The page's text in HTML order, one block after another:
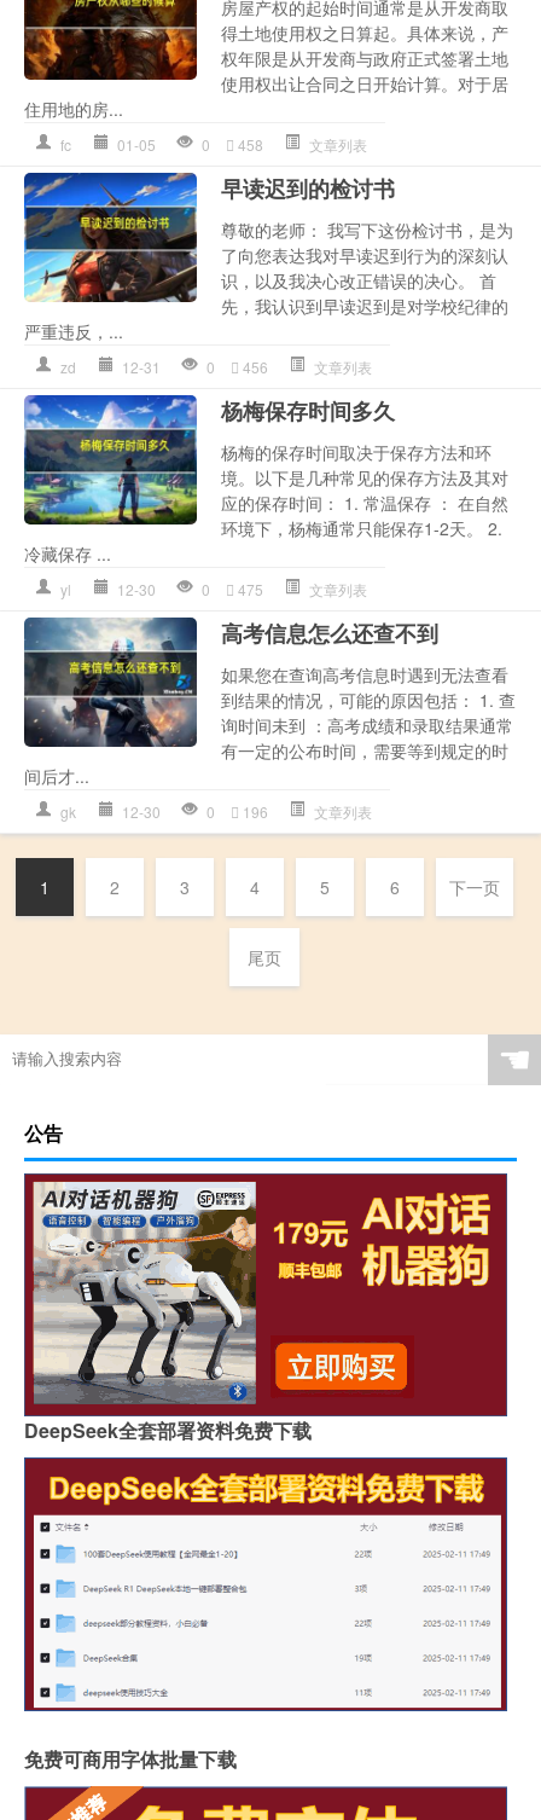
房屋产权的起始时间通常是从开发商取
得土地使用权之日算起。具体来说，产
权年限是从开发商与政府正式签署土地
使用权出让合同之日开始计算。对于居
住用地的房...
fc 01-05 0 458 文章列表
早读迟到的检讨书
尊敬的老师： 我写下这份检讨书，是为
了向您表达我对早读迟到行为的深刻认
识，以及我决心改正错误的决心。 首
先，我认识到早读迟到是对学校纪律的
严重违反，...
zd 12-31 0 456 文章列表
杨梅保存时间多久
杨梅的保存时间取决于保存方法和环
境。以下是几种常见的保存方法及其对
应的保存时间： 1. 常温保存 ： 在自然
环境下，杨梅通常只能保存1-2天。 2.
冷藏保存 ...
yl 12-30 0 475 文章列表
高考信息怎么还查不到
如果您在查询高考信息时遇到无法查看
到结果的情况，可能的原因包括： 1. 查
询时间未到 ：高考成绩和录取结果通常
有一定的公布时间，需要等到规定的时
间后才...
gk 12-30 0 196 文章列表
1 2 3 4 5 6 下一页
尾页
☚
公告
DeepSeek全套部署资料免费下载
免费可商用字体批量下载